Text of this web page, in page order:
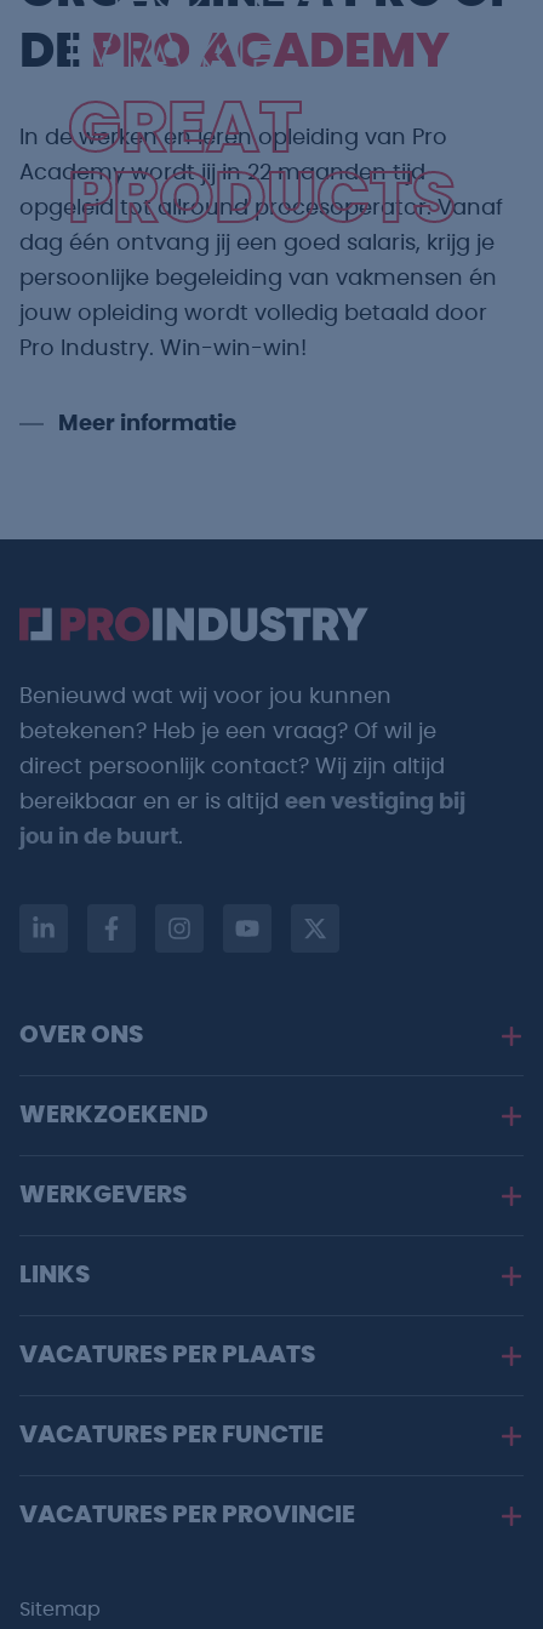
MAKE
GREAT
PRODUCTS
DE PRO ACADEMY
In de werken en leren opleiding van Pro
Academy wordt jij in 22 maanden tijd
opgeleid tot allround procesoperator. Vanaf
dag één ontvang jij een goed salaris, krijg je
persoonlijke begeleiding van vakmensen én
jouw opleiding wordt volledig betaald door
Pro Industry. Win-win-win!
Meer informatie
Benieuwd wat wij voor jou kunnen
betekenen? Heb je een vraag? Of wil je
direct persoonlijk contact? Wij zijn altijd
bereikbaar en er is altijd een vestiging bij
jou in de buurt.
OVER ONS
WERKZOEKEND
WERKGEVERS
LINKS
VACATURES PER PLAATS
VACATURES PER FUNCTIE
VACATURES PER PROVINCIE
Sitemap